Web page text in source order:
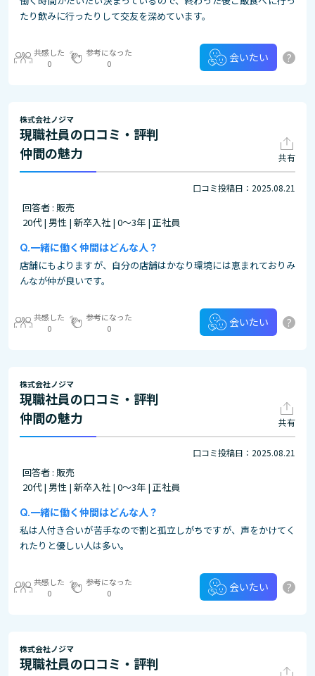
たり飲みに行ったりして交友を深めています。
共感した
0
参考になった
0
会いたい ?
株式会社ノジマ
現職社員の口コミ・評判
仲間の魅力
共有
口コミ投稿日：2025.08.21
回答者 : 販売
20代 | 男性 | 新卒入社 | 0～3年 | 正社員
一緒に働く仲間はどんな人？
店舗にもよりますが、自分の店舗はかなり環境には恵まれておりみ
んなが仲が良いです。
共感した
0
参考になった
0
会いたい ?
株式会社ノジマ
現職社員の口コミ・評判
仲間の魅力
共有
口コミ投稿日：2025.08.21
回答者 : 販売
20代 | 男性 | 新卒入社 | 0～3年 | 正社員
一緒に働く仲間はどんな人？
私は人付き合いが苦手なので割と孤立しがちですが、声をかけてく
れたりと優しい人は多い。
共感した
0
参考になった
0
会いたい ?
株式会社ノジマ
現職社員の口コミ・評判